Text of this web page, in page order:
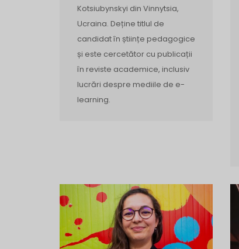
Kotsiubynskyi din Vinnytsia,
Ucraina. Deține titlul de
candidat în științe pedagogice
și este cercetător cu publicații
în reviste academice, inclusiv
lucrări despre mediile de e-
learning.